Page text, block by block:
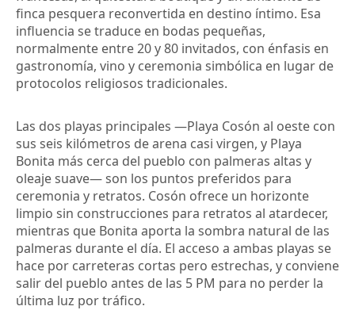
finca pesquera reconvertida en destino íntimo. Esa
influencia se traduce en bodas pequeñas,
normalmente entre 20 y 80 invitados, con énfasis en
gastronomía, vino y ceremonia simbólica en lugar de
protocolos religiosos tradicionales.
Las dos playas principales —Playa Cosón al oeste con
sus seis kilómetros de arena casi virgen, y Playa
Bonita más cerca del pueblo con palmeras altas y
oleaje suave— son los puntos preferidos para
ceremonia y retratos. Cosón ofrece un horizonte
limpio sin construcciones para retratos al atardecer,
mientras que Bonita aporta la sombra natural de las
palmeras durante el día. El acceso a ambas playas se
hace por carreteras cortas pero estrechas, y conviene
salir del pueblo antes de las 5 PM para no perder la
última luz por tráfico.